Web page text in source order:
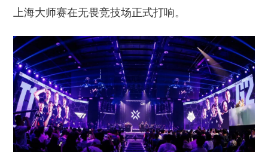
上海大师赛在无畏竞技场正式打响。